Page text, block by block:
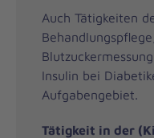
Auch Tätigkeiten
Insulin bei
Aufgabengebiet.
Tätigkeit in der